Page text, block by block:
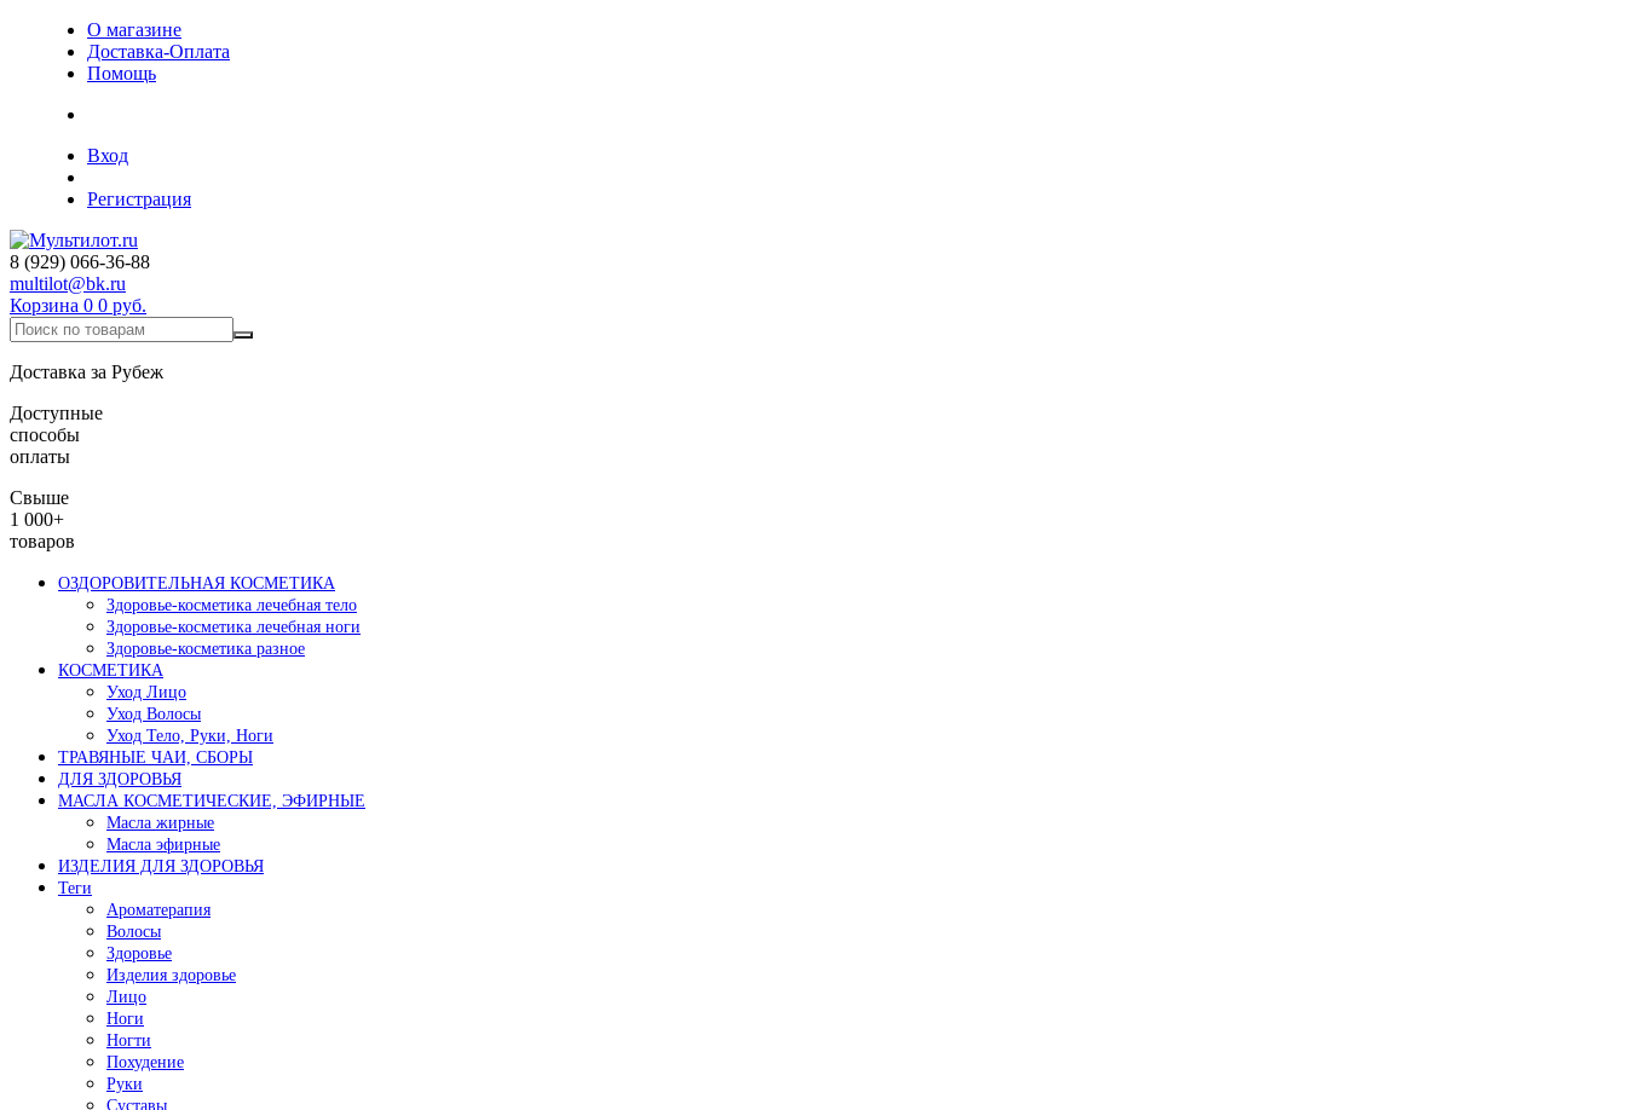
О магазине
Доставка-Оплата
Помощь
Вход
Регистрация
8 (929) 066-36-88
multilot@bk.ru
Корзина 0 0 руб.
Доставка за Рубеж
Доступные
способы
оплаты
Свыше
1 000+
товаров
ОЗДОРОВИТЕЛЬНАЯ КОСМЕТИКА
Здоровье-косметика лечебная тело
Здоровье-косметика лечебная ноги
Здоровье-косметика разное
КОСМЕТИКА
Уход Лицо
Уход Волосы
Уход Тело, Руки, Ноги
ТРАВЯНЫЕ ЧАИ, СБОРЫ
ДЛЯ ЗДОРОВЬЯ
МАСЛА КОСМЕТИЧЕСКИЕ, ЭФИРНЫЕ
Масла жирные
Масла эфирные
ИЗДЕЛИЯ ДЛЯ ЗДОРОВЬЯ
Теги
Ароматерапия
Волосы
Здоровье
Изделия здоровье
Лицо
Ноги
Ногти
Похудение
Руки
Суставы